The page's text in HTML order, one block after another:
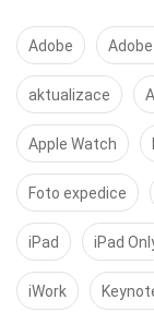
Adobe
aktualizace
Apple Watch
Foto expedice
iPad iPad
iWork